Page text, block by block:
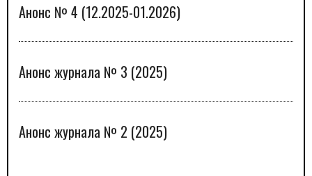
Анонс № 4 (12.2025-01.2026)
Анонс журнала № 3 (2025)
Анонс журнала № 2 (2025)